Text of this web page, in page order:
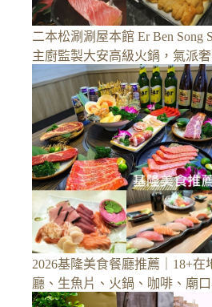
二本松涮涮屋本館 Er Ben Song
主廚監製大安高級火鍋，氣派
2026基隆美食餐廳推薦｜18+在
廳、生魚片、火鍋、咖啡、廟